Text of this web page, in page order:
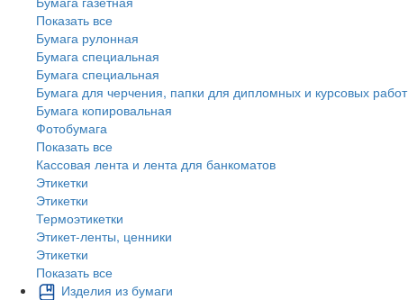
Показать все
Бумага рулонная
Бумага специальная
Бумага специальная
Бумага для черчения, папки для дипломных и курсовых работ
Бумага копировальная
Фотобумага
Показать все
Кассовая лента и лента для банкоматов
Этикетки
Этикетки
Термоэтикетки
Этикет-ленты, ценники
Этикетки
Показать все
Изделия из бумаги